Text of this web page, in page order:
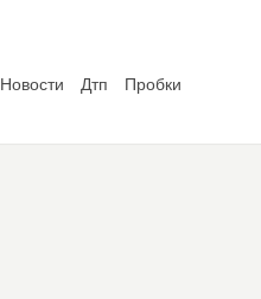
Новости Дтп
Пробки